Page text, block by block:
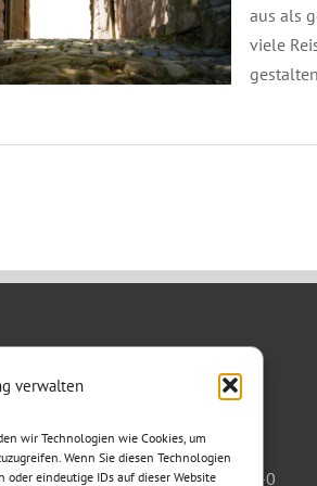
verwalten
wir Technologien wie Cookies, um
Wenn Sie diesen Technologien
eindeutige IDs auf dieser Website
aus als
viele
99867 Gotha
Telefon:03621/3077-0